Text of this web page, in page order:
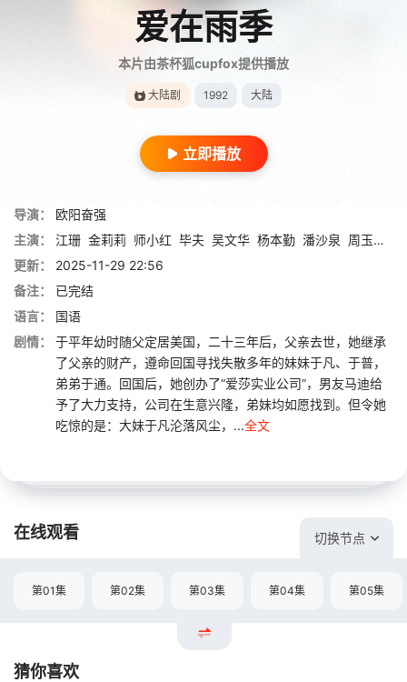
爱在雨季
本片由茶杯狐cupfox提供播放
大陆剧 1992 大陆
立即播放
导演：
欧阳奋强
主演：
江珊 金莉莉 师小红 毕夫 吴文华 杨本勤 潘沙泉 周玉泉
更新：
2025-11-29 22:56
备注：
已完结
语言：
国语
剧情：
于平年幼时随父定居美国，二十三年后，父亲去世，她继承
了父亲的财产，遵命回国寻找失散多年的妹妹于凡、于普，
弟弟于通。回国后，她创办了“爱莎实业公司”，男友马迪给
予了大力支持，公司在生意兴隆，弟妹均如愿找到。但令她
吃惊的是：大妹于凡沦落风尘，...全文
在线观看 切换节点
第01集 第02集 第03集 第04集 第05集
猜你喜欢